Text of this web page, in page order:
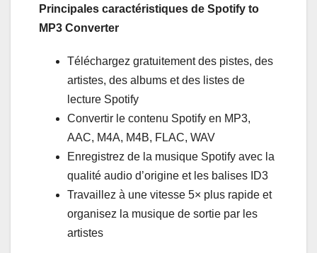
Principales caractéristiques de Spotify to
MP3 Converter
Téléchargez gratuitement des pistes, des
artistes, des albums et des listes de
lecture Spotify
Convertir le contenu Spotify en MP3,
AAC, M4A, M4B, FLAC, WAV
Enregistrez de la musique Spotify avec la
qualité audio d’origine et les balises ID3
Travaillez à une vitesse 5× plus rapide et
organisez la musique de sortie par les
artistes